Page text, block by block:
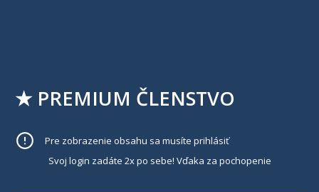
★ PREMIUM ČLENSTVO
Pre zobrazenie obsahu sa musíte prihlásiť
Svoj login zadáte 2x po sebe! Vďaka za pochopenie